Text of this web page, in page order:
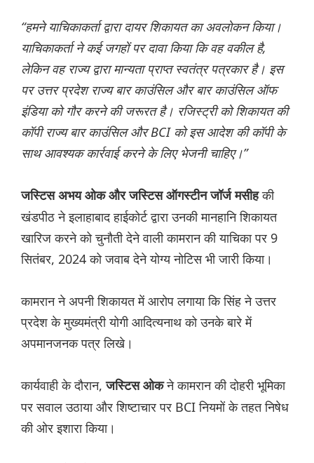
“हमने याचिकाकर्ता द्वारा दायर शिकायत का अवलोकन किया।
याचिकाकर्ता ने कई जगहों पर दावा किया कि वह वकील है,
लेकिन वह राज्य द्वारा मान्यता प्राप्त स्वतंत्र पत्रकार है। इस
पर उत्तर प्रदेश राज्य बार काउंसिल और बार काउंसिल ऑफ
इंडिया को गौर करने की जरूरत है। रजिस्ट्री को शिकायत की
कॉपी राज्य बार काउंसिल और BCI को इस आदेश की कॉपी के
साथ आवश्यक कार्रवाई करने के लिए भेजनी चाहिए।”
जस्टिस अभय ओक और जस्टिस ऑगस्टीन जॉर्ज मसीहकी
खंडपीठ ने इलाहाबाद हाईकोर्ट द्वारा उनकी मानहानि शिकायत
खारिज करने को चुनौती देने वाली कामरान की याचिका पर 9
सितंबर, 2024 को जवाब देने योग्य नोटिस भी जारी किया।
कामरान ने अपनी शिकायत में आरोप लगाया कि सिंह ने उत्तर
प्रदेश के मुख्यमंत्री योगी आदित्यनाथ को उनके बारे में
अपमानजनक पत्र लिखे।
कार्यवाही के दौरान,जस्टिस ओकने कामरान की दोहरी भूमिका
पर सवाल उठाया और शिष्टाचार पर BCI नियमों के तहत निषेध
की ओर इशारा किया।